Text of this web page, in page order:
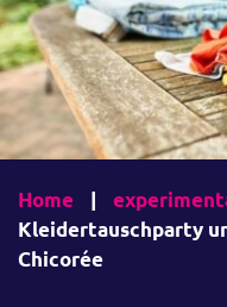
Home |
Kleidertauschparty
Chicorée